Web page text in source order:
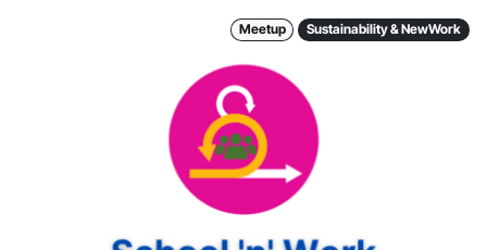
Meetup Sustainability & NewWork